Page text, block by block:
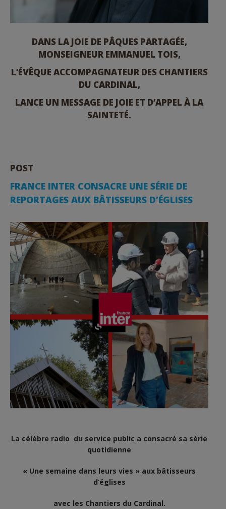
DANS LA JOIE DE PÂQUES PARTAGÉE,
MONSEIGNEUR EMMANUEL TOIS,
L’ÉVÊQUE ACCOMPAGNATEUR DES CHANTIERS
DU CARDINAL,
LANCE UN MESSAGE DE JOIE ET D’APPEL À LA
SAINTETÉ.
POST
FRANCE INTER CONSACRE UNE SÉRIE DE
REPORTAGES AUX BÂTISSEURS D’ÉGLISES
La célèbre radio du service public a consacré sa série
quotidienne
« Une semaine dans leurs vies » aux bâtisseurs
d’églises
avec les Chantiers du Cardinal.